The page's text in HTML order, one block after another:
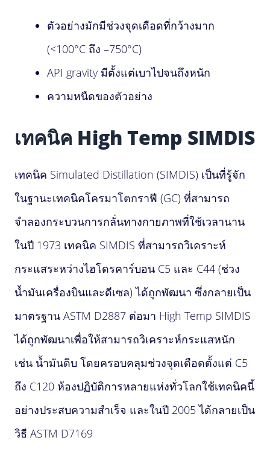
ตัวอย่างมักมีช่วงจุดเดือดที่กว้างมาก
(<100°C ถึง –750°C)
API gravity มีตั้งแต่เบาไปจนถึงหนัก
ความหนืดของตัวอย่าง
เทคนิค High Temp SIMDIS
เทคนิค Simulated Distillation (SIMDIS) เป็นที่รู้จัก
ในฐานะเทคนิคโครมาโตกราฟี (GC) ที่สามารถ
จำลองกระบวนการกลั่นทางกายภาพที่ใช้เวลานาน
ในปี 1973 เทคนิค SIMDIS ที่สามารถวิเคราะห์
กระแสระหว่างไฮโดรคาร์บอน C5 และ C44 (ช่วง
น้ำมันเครื่องบินและดีเซล) ได้ถูกพัฒนา ซึ่งกลายเป็น
มาตรฐาน ASTM D2887 ต่อมา High Temp SIMDIS
ได้ถูกพัฒนาเพื่อให้สามารถวิเคราะห์กระแสหนัก
เช่น น้ำมันดิบ โดยครอบคลุมช่วงจุดเดือดตั้งแต่ C5
ถึง C120 ห้องปฏิบัติการหลายแห่งทั่วโลกใช้เทคนิคนี้
อย่างประสบความสำเร็จ และในปี 2005 ได้กลายเป็น
วิธี ASTM D7169